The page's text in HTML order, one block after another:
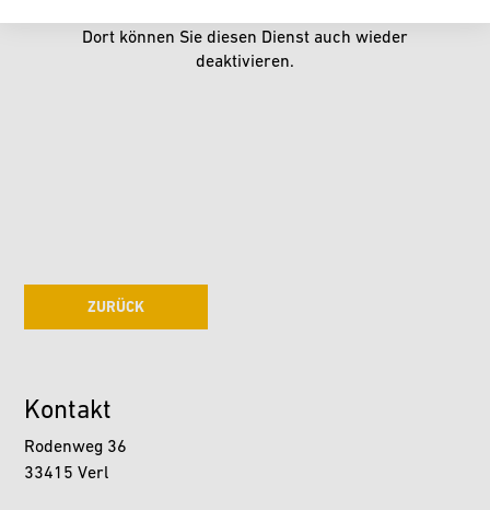
Dort können Sie diesen Dienst auch wieder
deaktivieren.
ZURÜCK
Kontakt
Rodenweg 36
33415 Verl